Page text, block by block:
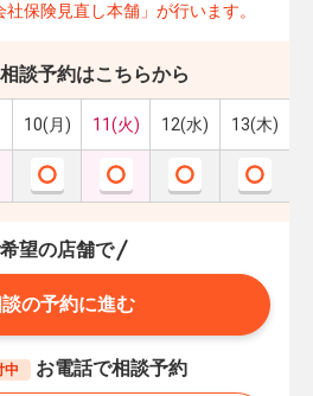
保険見直し本舗」が行います。
談予約はこちらから
10(月) 11(火) 12(水) 13(木)
望の店舗で
の予約に進む
中 お電話で相談予約